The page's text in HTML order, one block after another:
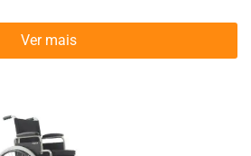
Ver mais